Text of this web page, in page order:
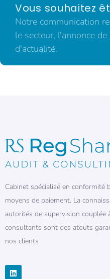
Vous souhaitez
Notre communication
le secteur, l'annonce
d'actualité.
Cabinet spécialisé en conformité
moyens de paiement. La
autorités de supervision couplée
consultants sont des atouts
nos clients